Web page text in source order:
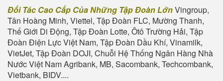
Đối Tác Cao Cấp Của Những Tập Đoàn LớnVingroup,
Tân Hoàng Minh, Viettel, Tập Đoàn FLC, Mường Thanh,
Thế Giới Di Động, Tập Đoàn Lotte, Ôtô Trường Hải, Tập
Đoàn Điện Lực Việt Nam, Tập Đoàn Dầu Khí, Vinamilk,
VietJet, Tập Đoàn DOJI, Chuỗi Hệ Thống Ngân Hàng Nhà
Nước Việt Nam Agribank, MB, Sacombank, Techcombank,
Vietbank, BIDV....